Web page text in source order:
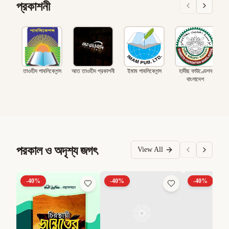
প্রকাশনী
তাওহীদ পাবলিকেশন্স আত তাওহীদ প্রকাশনী ইমাম পাবলিকেশন্স
হাদীছ ফাউণ্ডেশন
বাংলাদেশ
পরকাল ও অদৃশ্য জগৎ View All
-40% -40% -40%